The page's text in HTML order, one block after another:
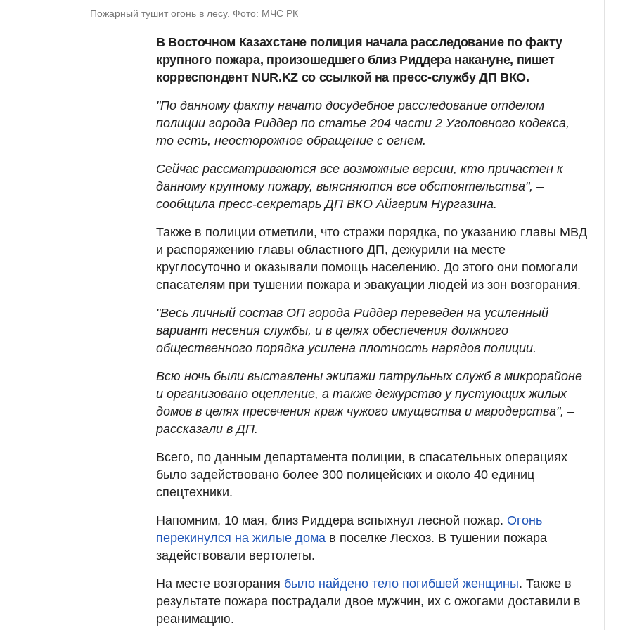
Пожарный тушит огонь в лесу. Фото: МЧС РК
В Восточном Казахстане полиция начала расследование по факту
крупного пожара, произошедшего близ Риддера накануне, пишет
корреспондент NUR.KZ со ссылкой на пресс-службу ДП ВКО.
"По данному факту начато досудебное расследование отделом
полиции города Риддер по статье 204 части 2 Уголовного кодекса,
то есть, неосторожное обращение с огнем.
Сейчас рассматриваются все возможные версии, кто причастен к
данному крупному пожару, выясняются все обстоятельства", –
сообщила пресс-секретарь ДП ВКО Айгерим Нургазина.
Также в полиции отметили, что стражи порядка, по указанию главы МВД
и распоряжению главы областного ДП, дежурили на месте
круглосуточно и оказывали помощь населению. До этого они помогали
спасателям при тушении пожара и эвакуации людей из зон возгорания.
"Весь личный состав ОП города Риддер переведен на усиленный
вариант несения службы, и в целях обеспечения должного
общественного порядка усилена плотность нарядов полиции.
Всю ночь были выставлены экипажи патрульных служб в микрорайоне
и организовано оцепление, а также дежурство у пустующих жилых
домов в целях пресечения краж чужого имущества и мародерства", –
рассказали в ДП.
Всего, по данным департамента полиции, в спасательных операциях
было задействовано более 300 полицейских и около 40 единиц
спецтехники.
Напомним, 10 мая, близ Риддера вспыхнул лесной пожар. Огонь
перекинулся на жилые дома в поселке Лесхоз. В тушении пожара
задействовали вертолеты.
На месте возгорания было найдено тело погибшей женщины. Также в
результате пожара пострадали двое мужчин, их с ожогами доставили в
реанимацию.